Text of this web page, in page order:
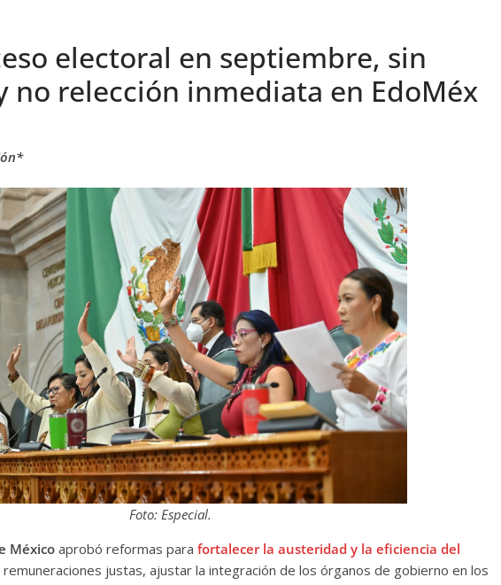
electoral en septiembre, sin
no relección inmediata en EdoMéx
Foto: Especial.
México aprobó reformas para fortalecer la austeridad y la eficiencia del
justas, ajustar la integración de los órganos de gobierno en los